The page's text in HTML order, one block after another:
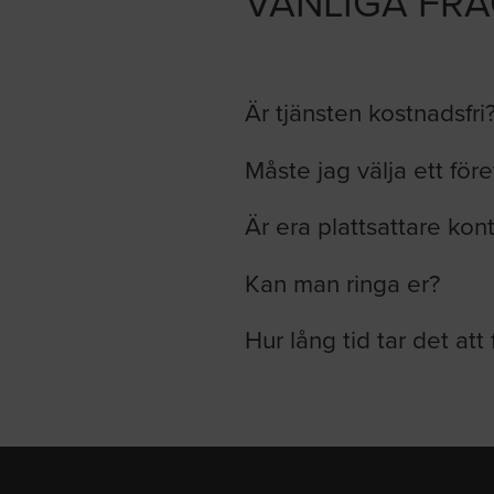
Är tjänsten
Måste jag välja ett
Är era plattsattare
Kan man ringa er?
Hur lång tid tar det att